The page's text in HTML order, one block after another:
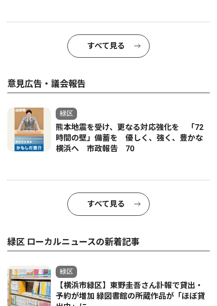
すべて見る
意見広告・議会報告
緑区
熊本地震を受け、更なる対応強化を 「72
時間の壁」備蓄を 優しく、強く、豊かな
横浜へ 市政報告 70
すべて見る
緑区 ローカルニュースの新着記事
緑区
【横浜市緑区】東野圭吾さん訃報で貸出・
予約が増加 緑図書館の所蔵作品が「ほぼ貸